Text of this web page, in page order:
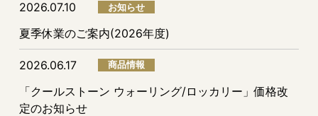
2026.07.10 お知らせ
夏季休業のご案内(2026年度)
2026.06.17 商品情報
「クールストーン ウォーリング/ロッカリー」価格改
定のお知らせ